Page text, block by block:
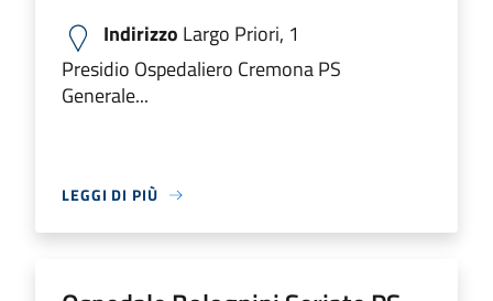
Indirizzo Largo Priori, 1
Presidio Ospedaliero Cremona PS
Generale...
LEGGI DI PIÙ